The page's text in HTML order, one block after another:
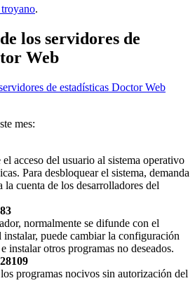
.
los servidores de
Web
mes:
acceso del usuario al sistema operativo
Para desbloquear el sistema, demanda
la cuenta de los desarrolladores del
normalmente se difunde con el
puede cambiar la configuración
instalar otros programas no deseados.
programas nocivos sin autorización del